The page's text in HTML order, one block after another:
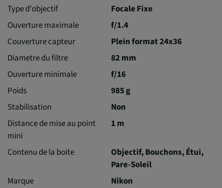
Type d'objectif
Focale Fixe
Ouverture maximale
f/1.4
Couverture capteur
Plein format 24x36
Diametre du filtre
82 mm
Ouverture minimale
f/16
Poids
985 g
Stabilisation
Non
Distance de mise au point
mini
1 m
Contenu de la boite
Objectif, Bouchons, Étui,
Pare-Soleil
Marque
Nikon